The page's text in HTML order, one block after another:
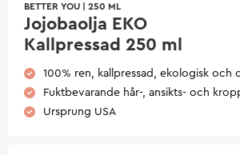
BETTER YOU 250 ML
Jojobaolja EKO
Kallpressad 250 ml
100% ren, kallpressad, ekologisk och
Fuktbevarande hår-, ansikts- och
Ursprung USA